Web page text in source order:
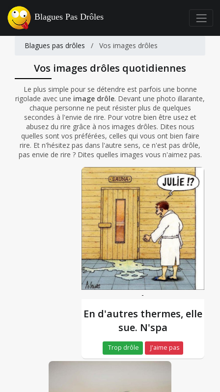
Blagues Pas Drôles
Blagues pas drôles / Vos images drôles
Vos images drôles quotidiennes
Le plus simple pour se détendre est parfois une bonne
rigolade avec une image drôle. Devant une photo illarante,
chaque personne ne peut résister plus de quelques
secondes à l'envie de rire. Pour votre bien être usez et
abusez du rire grâce à nos images drôles. Dites nous
quelles sont vos préférées, celles qui vous ont bien faire
rire. Et n'hésitez pas dans l'autre sens, ce n'est pas drôle,
pas envie de rire ? Dites quelles images vous n'aimez pas.
-
En d'autres thermes, elle
sue. N'spa
Trop drôle J'aime pas